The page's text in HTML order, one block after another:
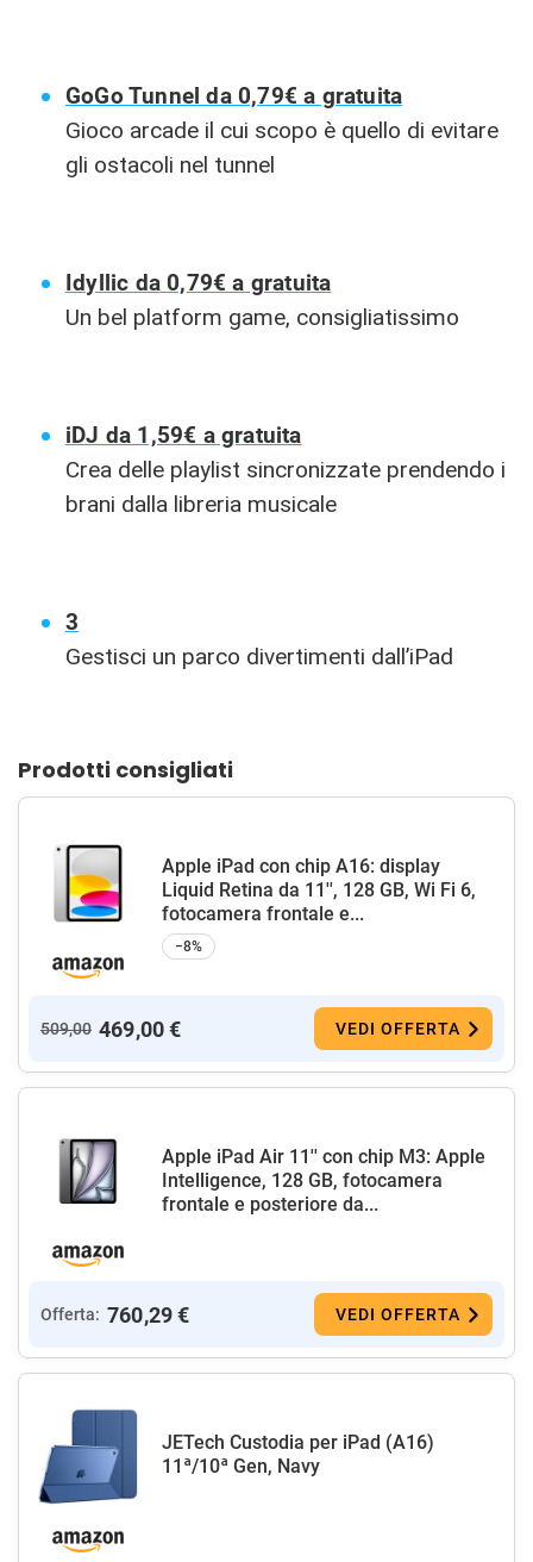
GoGo Tunnel da 0,79€ a gratuita
Gioco arcade il cui scopo è quello di evitare
gli ostacoli nel tunnel
Idyllic da 0,79€ a gratuita
Un bel platform game, consigliatissimo
iDJ da 1,59€ a gratuita
Crea delle playlist sincronizzate prendendo i
brani dalla libreria musicale
3
Gestisci un parco divertimenti dall’iPad
Prodotti consigliati
Apple iPad con chip A16: display
Liquid Retina da 11'', 128 GB, Wi Fi 6,
fotocamera frontale e...
−8%
509,00 469,00 € VEDI OFFERTA
Apple iPad Air 11'' con chip M3: Apple
Intelligence, 128 GB, fotocamera
frontale e posteriore da...
Offerta: 760,29 € VEDI OFFERTA
JETech Custodia per iPad (A16)
11ª/10ª Gen, Navy